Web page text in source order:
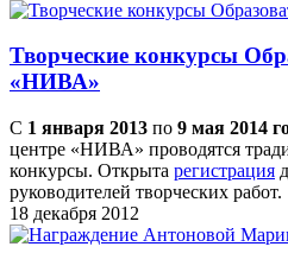
Творческие конкурсы
«НИВА»
С 1 января 2013 по 9 мая 2014
центре «НИВА» проводятся
конкурсы. Открыта регистрация
руководителей творческих работ.
18 декабря 2012